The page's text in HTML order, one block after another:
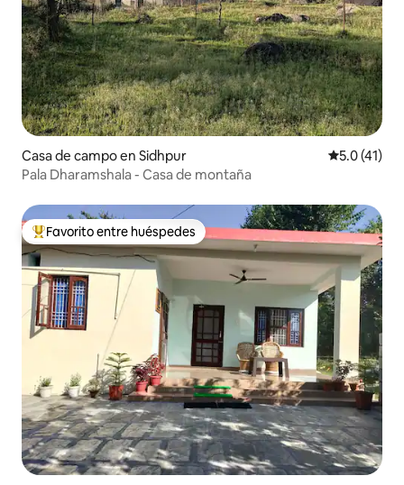
Casa de campo en Sidhpur Calificación
5.0 (41)
Pala Dharamshala - Casa de montaña
Favorito entre huéspedes preferido
Favorito entre huéspedes